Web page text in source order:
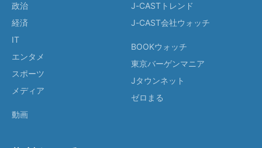
政治
経済
IT
エンタメ
スポーツ
メディア
動画
J-CASTトレンド
J-CAST会社ウォッチ
BOOKウォッチ
東京バーゲンマニア
Jタウンネット
ゼロまる